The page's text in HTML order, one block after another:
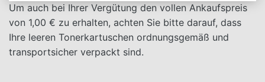
Um auch bei Ihrer Vergütung den vollen Ankaufspreis
von 1,00 € zu erhalten, achten Sie bitte darauf, dass
Ihre leeren Tonerkartuschen ordnungsgemäß und
transportsicher verpackt sind.